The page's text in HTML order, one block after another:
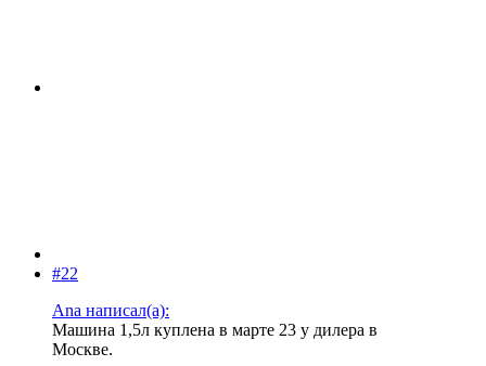
#22
Ana написал(а):
Машина 1,5л куплена в марте 23 у дилера в
Москве.